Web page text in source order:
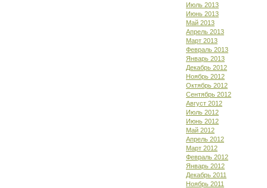
Июль 2013
Июнь 2013
Май 2013
Апрель 2013
Март 2013
Февраль 2013
Январь 2013
Декабрь 2012
Ноябрь 2012
Октябрь 2012
Сентябрь 2012
Август 2012
Июль 2012
Июнь 2012
Май 2012
Апрель 2012
Март 2012
Февраль 2012
Январь 2012
Декабрь 2011
Ноябрь 2011